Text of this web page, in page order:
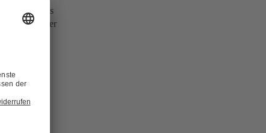
eines
bei der